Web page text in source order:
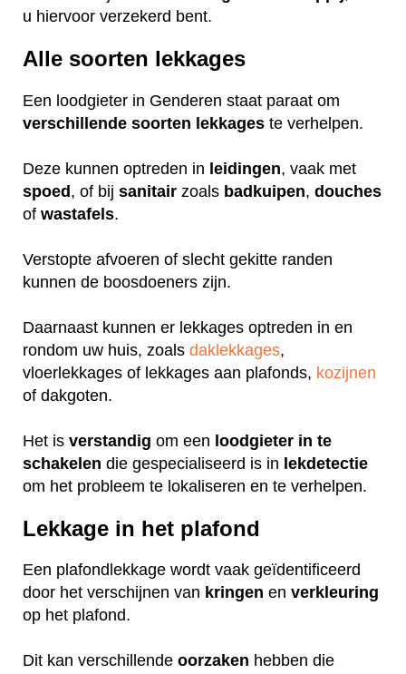
u hiervoor verzekerd bent.
Alle soorten lekkages
Een loodgieter in Genderen staat paraat om
verschillende soorten lekkages te verhelpen.
Deze kunnen optreden in leidingen, vaak met
spoed, of bij sanitair zoals badkuipen, douches
of wastafels.
Verstopte afvoeren of slecht gekitte randen
kunnen de boosdoeners zijn.
Daarnaast kunnen er lekkages optreden in en
rondom uw huis, zoals daklekkages,
vloerlekkages of lekkages aan plafonds, kozijnen
of dakgoten.
Het is verstandig om een loodgieter in te
schakelen die gespecialiseerd is in lekdetectie
om het probleem te lokaliseren en te verhelpen.
Lekkage in het plafond
Een plafondlekkage wordt vaak geïdentificeerd
door het verschijnen van kringen en verkleuring
op het plafond.
Dit kan verschillende oorzaken hebben die